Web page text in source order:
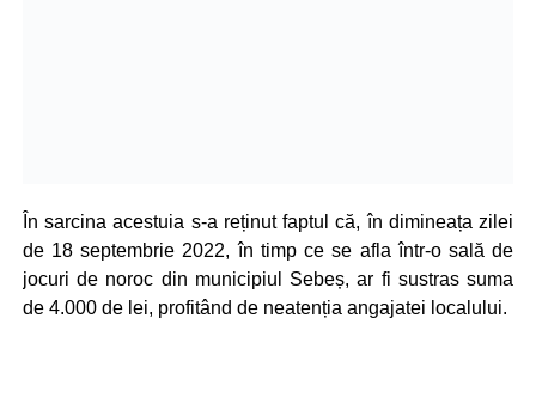
În sarcina acestuia s-a reținut faptul că, în dimineața zilei
de 18 septembrie 2022, în timp ce se afla într-o sală de
jocuri de noroc din municipiul Sebeș, ar fi sustras suma
de 4.000 de lei, profitând de neatenția angajatei localului.